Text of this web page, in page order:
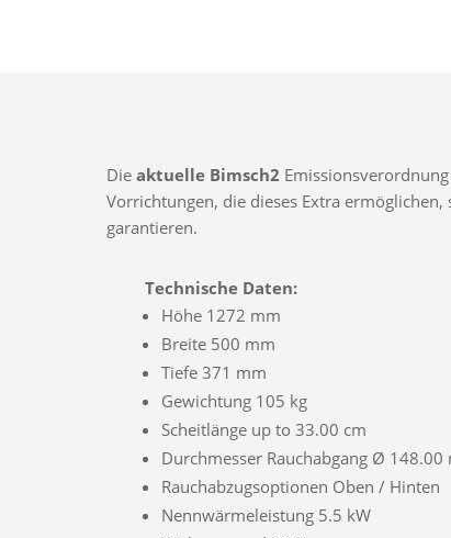
Die aktuelle Bimsch2
Vorrichtungen, die dieses Extra
garantieren.
Technische Daten:
Höhe 1272 mm
Breite 500 mm
Tiefe 371 mm
Gewichtung 105 kg
Scheitlänge up to 33.00 cm
Durchmesser Rauchabgang Ø 148.00
Rauchabzugsoptionen Oben / Hinten
Nennwärmeleistung 5.5 kW